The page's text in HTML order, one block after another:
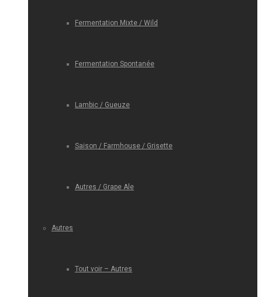
Fermentation Mixte / Wild
Fermentation Spontanée
Lambic / Gueuze
Saison / Farmhouse / Grisette
Autres / Grape Ale
Autres
Tout voir – Autres